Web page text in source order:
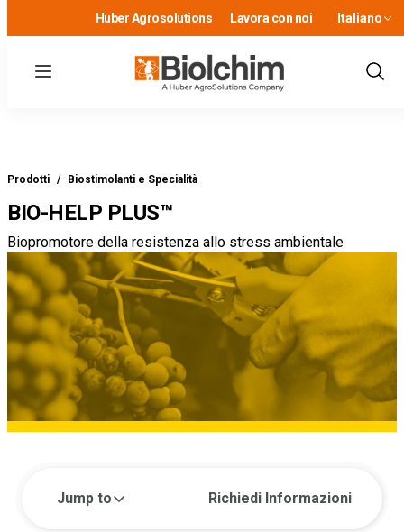
Huber Agrosolutions Lavora con noi Italiano
Menu
Show
Prodotti / Biostimolanti e Specialità
BIO-HELP PLUS™
Biopromotore della resistenza allo stress ambientale
Jump to Richiedi Informazioni